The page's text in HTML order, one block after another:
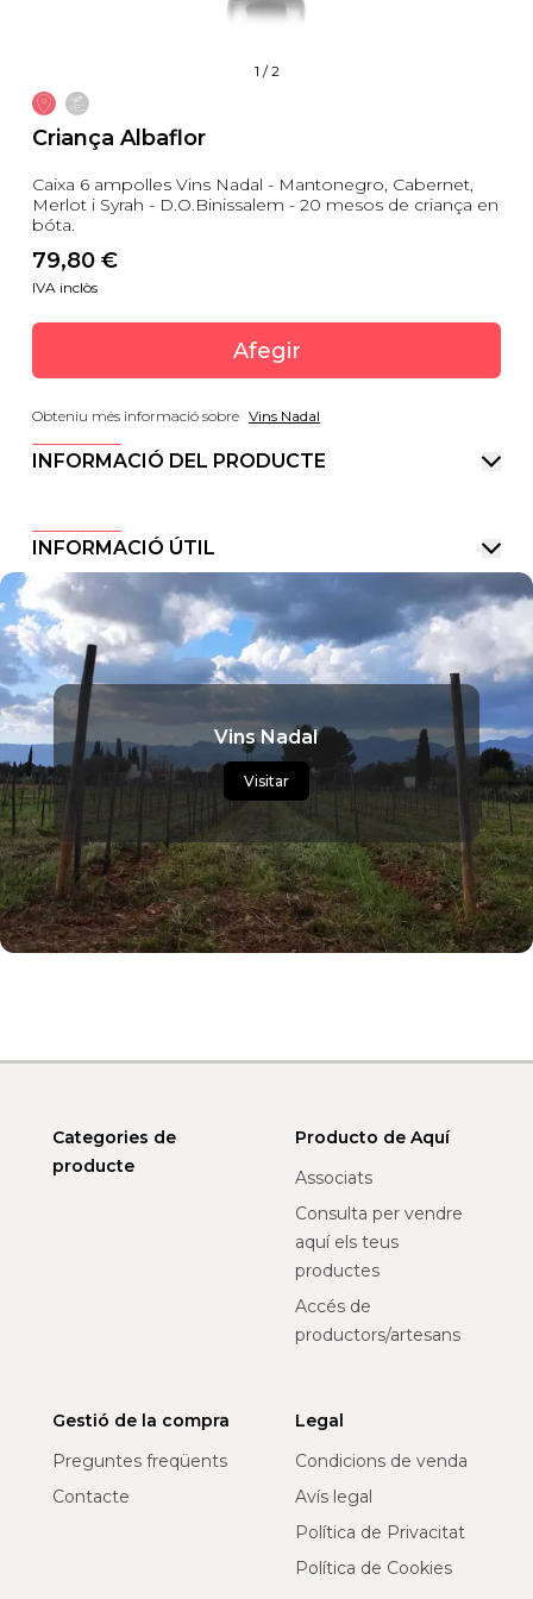
1 /2
Criança Albaflor
Caixa 6 ampolles Vins Nadal - Mantonegro, Cabernet,
Merlot i Syrah - D.O.Binissalem - 20 mesos de criança en
bóta.
79,80 €
IVA inclòs
Afegir
Obteniu més informació sobre Vins Nadal
INFORMACIÓ DEL PRODUCTE
INFORMACIÓ ÚTIL
Vins Nadal
Visitar
Categories de
producte
Producto de Aquí
Associats
Consulta per vendre
aquí els teus
productes
Accés de
productors/artesans
Gestió de la compra
Preguntes freqüents
Contacte
Legal
Condicions de venda
Avís legal
Política de Privacitat
Política de Cookies